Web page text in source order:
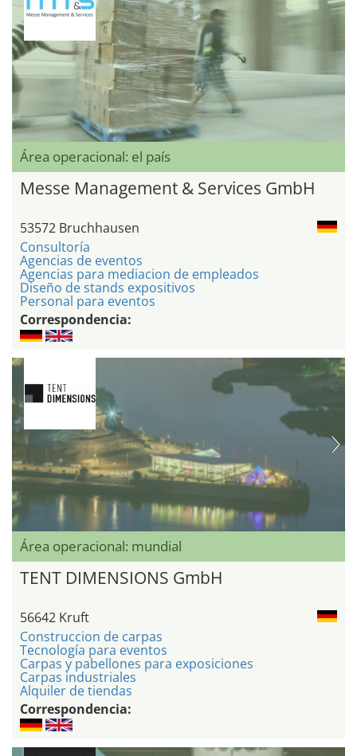
Área operacional: el país
Messe Management & Services GmbH
53572 Bruchhausen
Consultoría
Agencias de eventos
Agencias para mediacion de empleados
Diseño de stands expositivos
Personal para eventos
Correspondencia:
Área operacional: mundial
TENT DIMENSIONS GmbH
56642 Kruft
Construccion de carpas
Tecnología para eventos
Carpas y pabellones para exposiciones
Carpas industriales
Alquiler de tiendas
Correspondencia: